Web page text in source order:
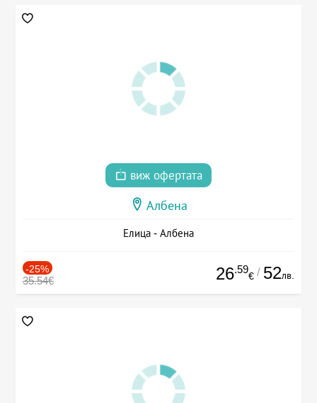
виж офертата
Албена
Елица - Албена
-25%
35.54€ 26.59
€ / 52лв.